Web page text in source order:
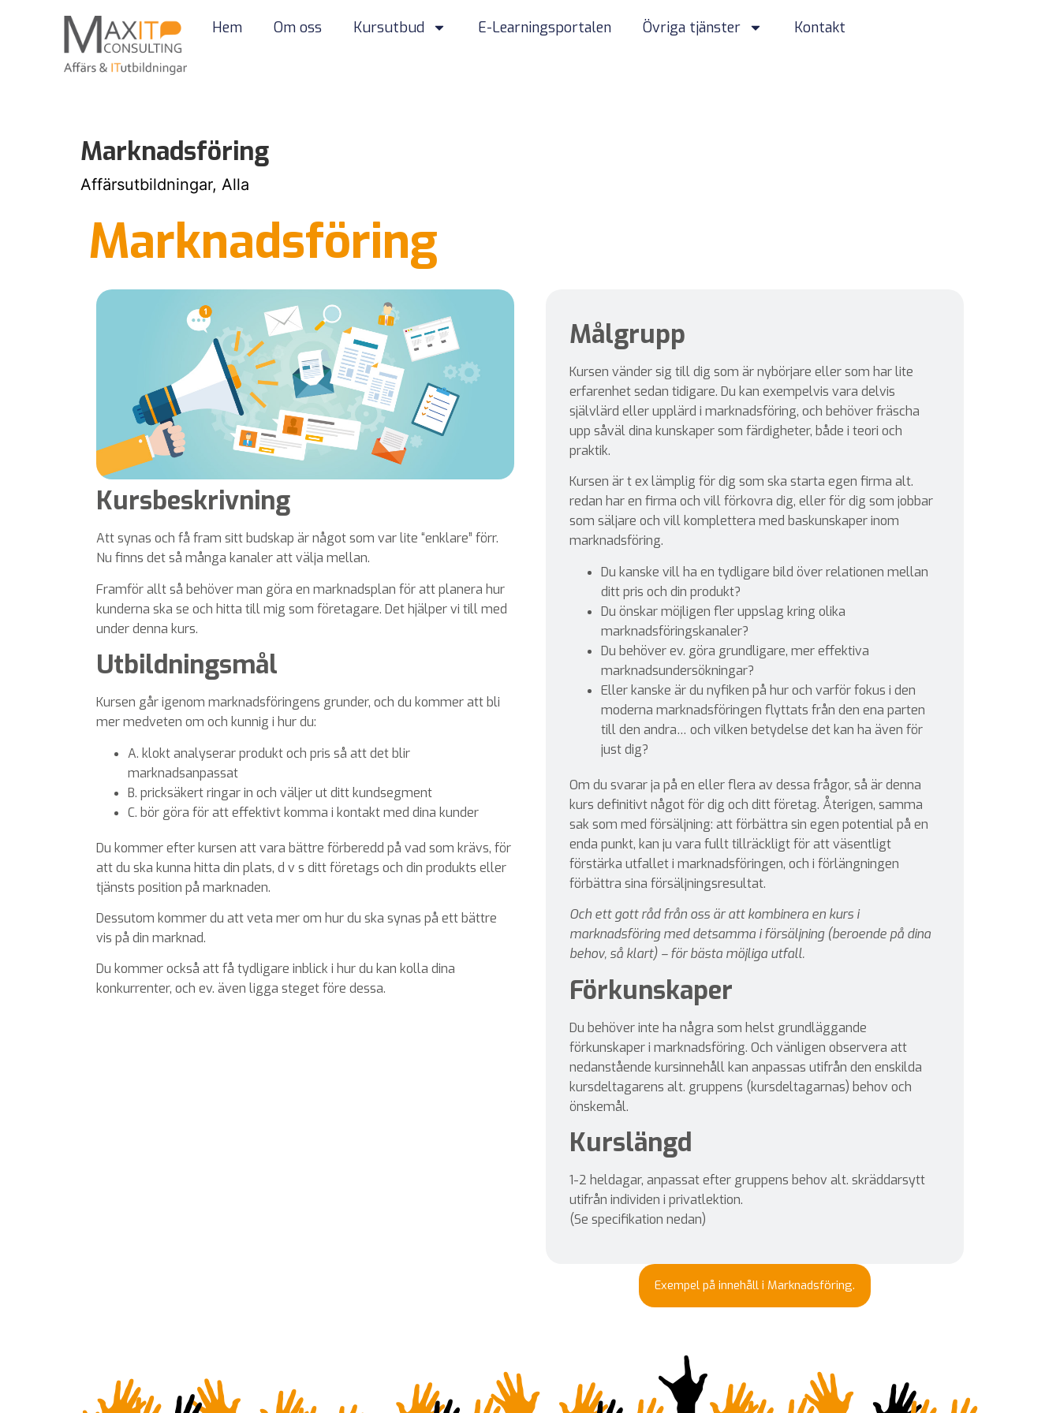
Hem Om oss Kursutbud E-Learningsportalen Övriga tjänster Kontakt
Marknadsföring
Affärsutbildningar, Alla
Marknadsföring
Kursbeskrivning
Att synas och få fram sitt budskap är något som var lite “enklare” förr.
Nu finns det så många kanaler att välja mellan.
Framför allt så behöver man göra en marknadsplan för att planera hur
kunderna ska se och hitta till mig som företagare. Det hjälper vi till med
under denna kurs.
Utbildningsmål
Kursen går igenom marknadsföringens grunder, och du kommer att bli
mer medveten om och kunnig i hur du:
A. klokt analyserar produkt och pris så att det blir
marknadsanpassat
B. pricksäkert ringar in och väljer ut ditt kundsegment
C. bör göra för att effektivt komma i kontakt med dina kunder
Du kommer efter kursen att vara bättre förberedd på vad som krävs, för
att du ska kunna hitta din plats, d v s ditt företags och din produkts eller
tjänsts position på marknaden.
Dessutom kommer du att veta mer om hur du ska synas på ett bättre
vis på din marknad.
Du kommer också att få tydligare inblick i hur du kan kolla dina
konkurrenter, och ev. även ligga steget före dessa.
Målgrupp
Kursen vänder sig till dig som är nybörjare eller som har lite
erfarenhet sedan tidigare. Du kan exempelvis vara delvis
självlärd eller upplärd i marknadsföring, och behöver fräscha
upp såväl dina kunskaper som färdigheter, både i teori och
praktik.
Kursen är t ex lämplig för dig som ska starta egen firma alt.
redan har en firma och vill förkovra dig, eller för dig som jobbar
som säljare och vill komplettera med baskunskaper inom
marknadsföring.
Du kanske vill ha en tydligare bild över relationen mellan
ditt pris och din produkt?
Du önskar möjligen fler uppslag kring olika
marknadsföringskanaler?
Du behöver ev. göra grundligare, mer effektiva
marknadsundersökningar?
Eller kanske är du nyfiken på hur och varför fokus i den
moderna marknadsföringen flyttats från den ena parten
till den andra… och vilken betydelse det kan ha även för
just dig?
Om du svarar ja på en eller flera av dessa frågor, så är denna
kurs definitivt något för dig och ditt företag. Återigen, samma
sak som med försäljning: att förbättra sin egen potential på en
enda punkt, kan ju vara fullt tillräckligt för att väsentligt
förstärka utfallet i marknadsföringen, och i förlängningen
förbättra sina försäljningsresultat.
Och ett gott råd från oss är att kombinera en kurs i
marknadsföring med detsamma i försäljning (beroende på dina
behov, så klart) – för bästa möjliga utfall.
Förkunskaper
Du behöver inte ha några som helst grundläggande
förkunskaper i marknadsföring. Och vänligen observera att
nedanstående kursinnehåll kan anpassas utifrån den enskilda
kursdeltagarens alt. gruppens (kursdeltagarnas) behov och
önskemål.
Kurslängd
1-2 heldagar, anpassat efter gruppens behov alt. skräddarsytt
utifrån individen i privatlektion.
(Se specifikation nedan)
Exempel på innehåll i Marknadsföring.